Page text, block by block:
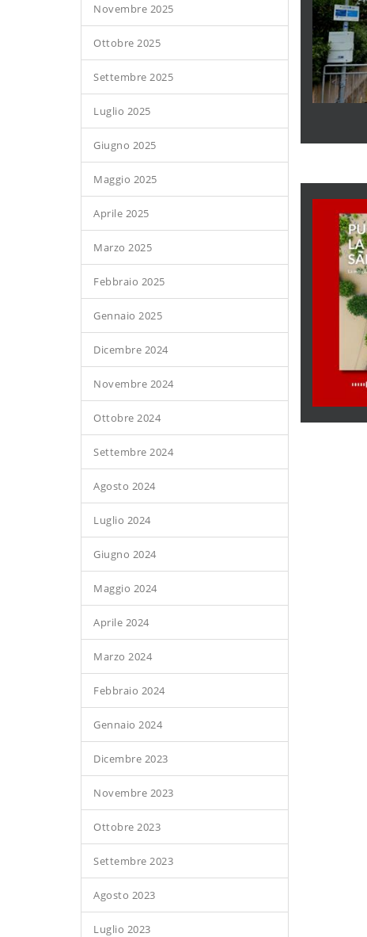
Novembre 2025
Ottobre 2025
Settembre 2025
Luglio 2025
Giugno 2025
Maggio 2025
Aprile 2025
Marzo 2025
Febbraio 2025
Gennaio 2025
Dicembre 2024
Novembre 2024
Ottobre 2024
Settembre 2024
Agosto 2024
Luglio 2024
Giugno 2024
Maggio 2024
Aprile 2024
Marzo 2024
Febbraio 2024
Gennaio 2024
Dicembre 2023
Novembre 2023
Ottobre 2023
Settembre 2023
Agosto 2023
Luglio 2023